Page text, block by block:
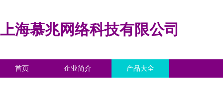
上海慕兆网络科技有限公司
首页 企业简介 产品大全